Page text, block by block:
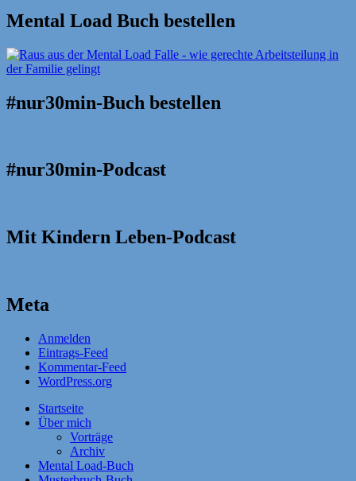
Mental Load Buch bestellen
#nur30min-Buch bestellen
#nur30min-Podcast
Mit Kindern Leben-Podcast
Meta
Anmelden
Eintrags-Feed
Kommentar-Feed
WordPress.org
Startseite
Über mich
Vorträge
Archiv
Mental Load-Buch